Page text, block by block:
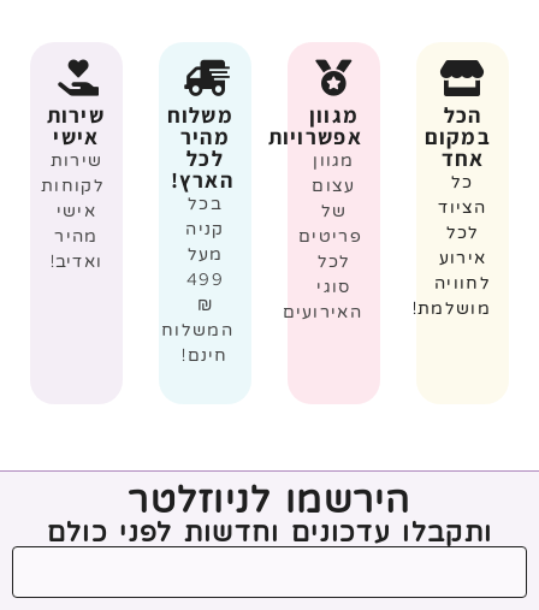
הכל
במקום
אחד
כל
הציוד
לכל
אירוע
לחוויה
מושלמת!
מגוון
אפשרויות
מגוון
עצום
של
פריטים
לכל
סוגי
האירועים
משלוח
מהיר
לכל
הארץ!
בכל
קניה
מעל
499
₪
המשלוח
חינם!
שירות
אישי
שירות
לקוחות
אישי
מהיר
ואדיב!
הירשמו לניוזלטר
ותקבלו עדכונים וחדשות לפני כולם